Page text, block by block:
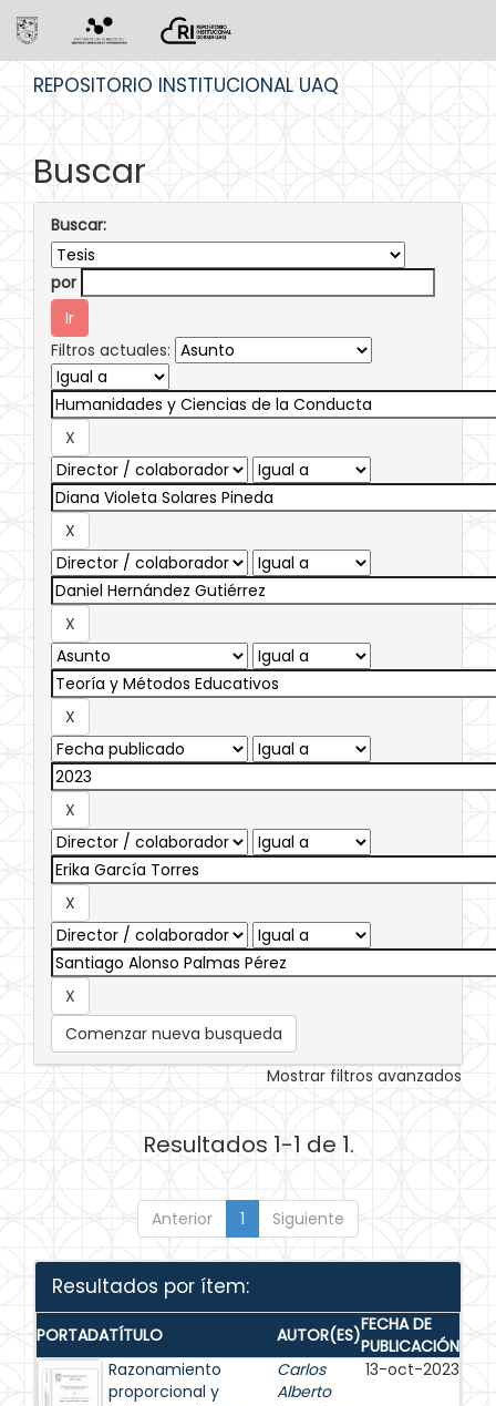
REPOSITORIO INSTITUCIONAL UAQ
Buscar
Buscar:
por
Filtros actuales:
Comenzar nueva busqueda
Mostrar filtros avanzados
Resultados 1-1 de 1.
Anterior 1 Siguiente
Resultados por ítem:
PORTADATÍTULO AUTOR(ES)FECHA DE
PUBLICACIÓN
Razonamiento
proporcional y
Carlos
Alberto
13-oct-2023